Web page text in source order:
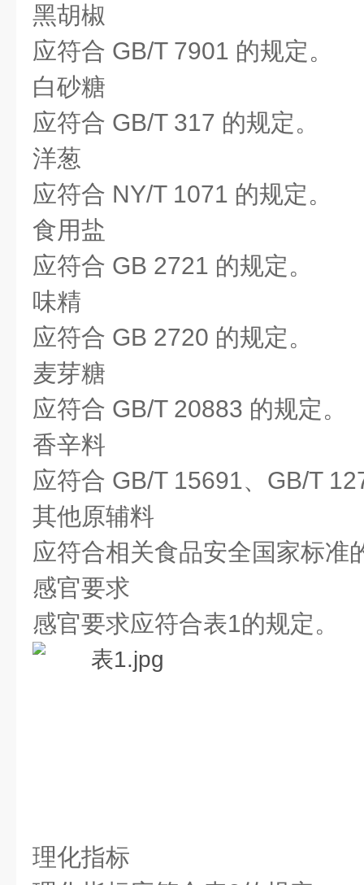
黑胡椒
应符合 GB/T 7901 的规定。
白砂糖
应符合 GB/T 317 的规定。
洋葱
应符合 NY/T 1071 的规定。
食用盐
应符合 GB 2721 的规定。
味精
应符合 GB 2720 的规定。
麦芽糖
应符合 GB/T 20883 的规定。
香辛料
应符合 GB/T 15691、GB/T
其他原辅料
应符合相关食品安全国家标准
感官要求
感官要求应符合表1的规定。
理化指标